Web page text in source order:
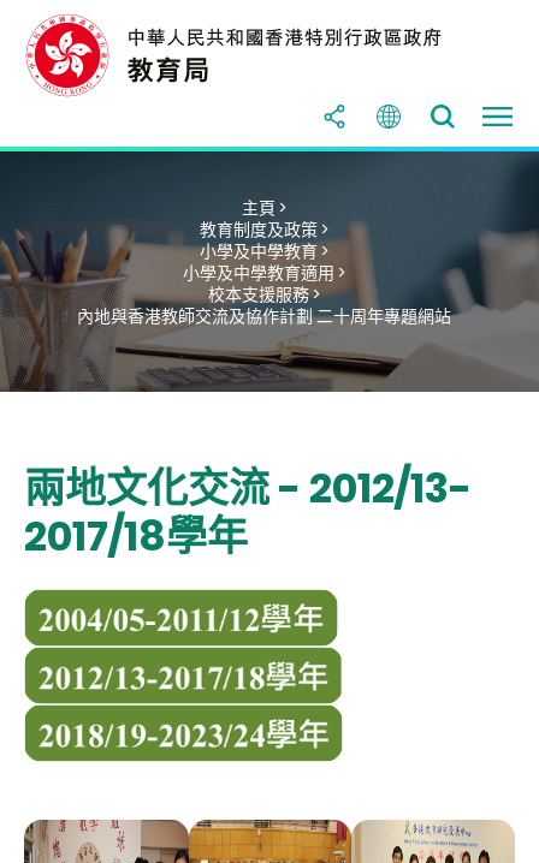
主頁 >
教育制度及政策 >
小學及中學教育 >
小學及中學教育適用 >
校本支援服務 >
內地與香港教師交流及協作計劃 二十周年專題網站
兩地文化交流 - 2012/13-
2017/18學年